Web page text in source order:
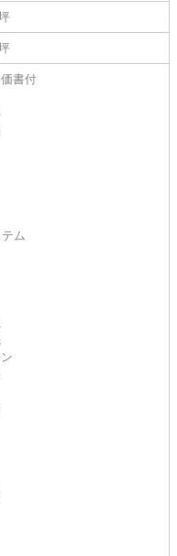
書付
ム